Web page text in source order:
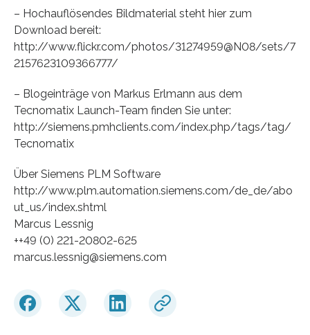
– Hochauflösendes Bildmaterial steht hier zum
Download bereit:
http://www.flickr.com/photos/31274959@N08/sets/7
2157623109366777/
– Blogeinträge von Markus Erlmann aus dem
Tecnomatix Launch-Team finden Sie unter:
http://siemens.pmhclients.com/index.php/tags/tag/
Tecnomatix
Über Siemens PLM Software
http://www.plm.automation.siemens.com/de_de/abo
ut_us/index.shtml
Marcus Lessnig
++49 (0) 221-20802-625
marcus.lessnig@siemens.com